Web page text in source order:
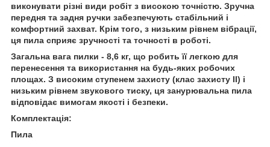
виконувати різні види робіт з високою точністю. Зручна
передня та задня ручки забезпечують стабільний і
комфортний захват. Крім того, з низьким рівнем вібрації,
ця пила сприяє зручності та точності в роботі.
Загальна вага пилки - 8,6 кг, що робить її легкою для
перенесення та використання на будь-яких робочих
площах. З високим ступенем захисту (клас захисту II) і
низьким рівнем звукового тиску, ця занурювальна пила
відповідає вимогам якості і безпеки.
Комплектація:
Пила